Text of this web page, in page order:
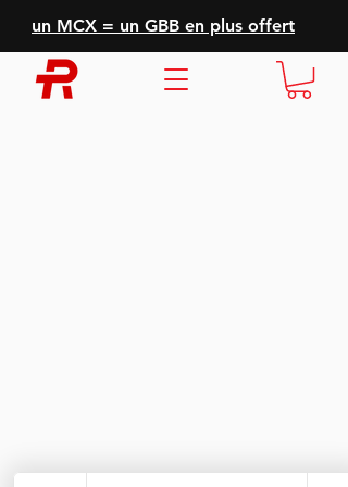
un MCX = un GBB en plus offert